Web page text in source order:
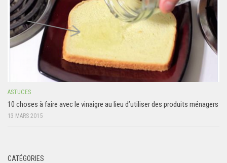
ASTUCES
10 choses à faire avec le vinaigre au lieu d’utiliser des produits ménagers
13 MARS 2015
CATÉGORIES